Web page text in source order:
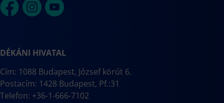
DÉKÁNI HIVATAL
Cím: 1088 Budapest, József körút 6.
Postacím: 1428 Budapest, Pf.:31
Telefon: +36-1-666-7102